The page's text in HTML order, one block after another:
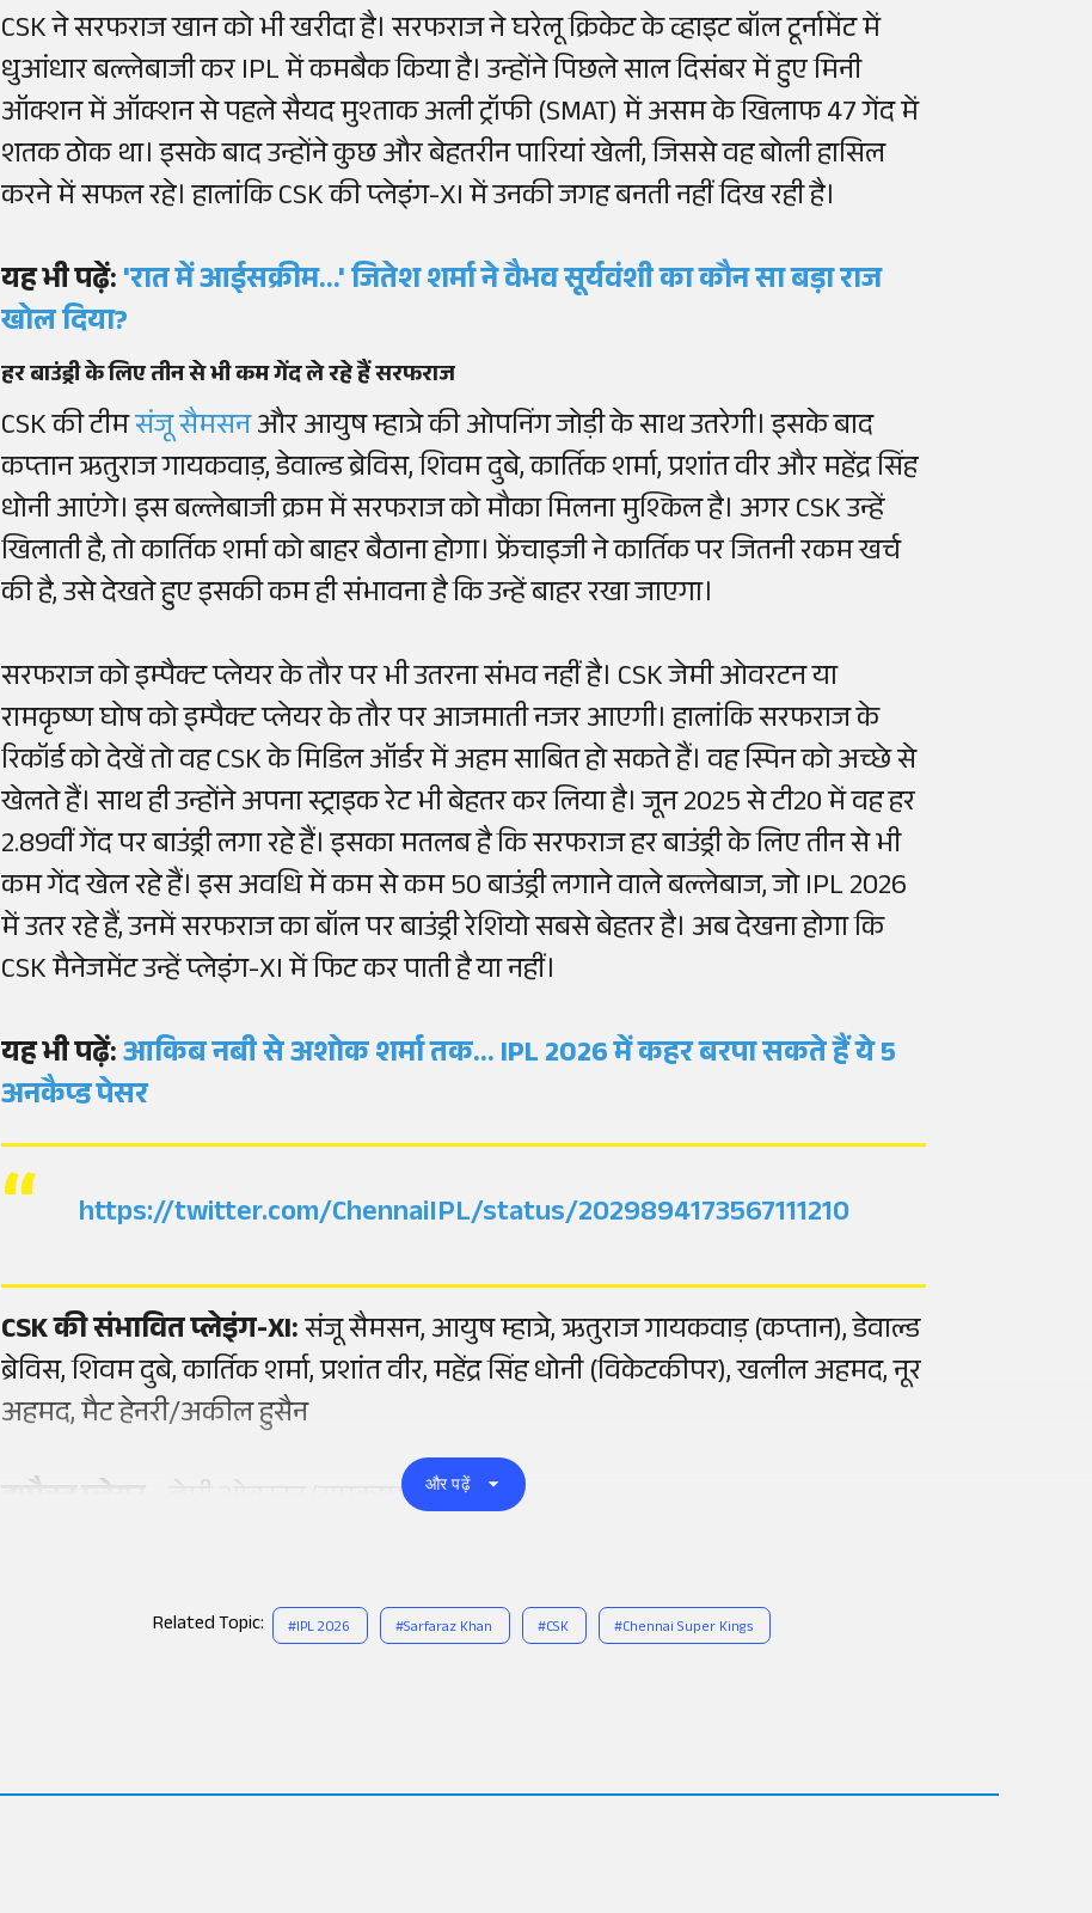
CSK ने सरफराज खान को भी खरीदा है। सरफराज ने घरेलू क्रिकेट के व्हाइट बॉल टूर्नामेंट में
धुआंधार बल्लेबाजी कर IPL में कमबैक किया है। उन्होंने पिछले साल दिसंबर में हुए मिनी
ऑक्शन में ऑक्शन से पहले सैयद मुश्ताक अली ट्रॉफी (SMAT) में असम के खिलाफ 47 गेंद में
शतक ठोक था। इसके बाद उन्होंने कुछ और बेहतरीन पारियां खेली, जिससे वह बोली हासिल
करने में सफल रहे। हालांकि CSK की प्लेइंग-XI में उनकी जगह बनती नहीं दिख रही है।
यह भी पढ़ें:'रात में आईसक्रीम...' जितेश शर्मा ने वैभव सूर्यवंशी का कौन सा बड़ा राज
खोल दिया?
हर बाउंड्री के लिए तीन से भी कम गेंद ले रहे हैं सरफराज
CSK की टीमसंजू सैमसनऔर आयुष म्हात्रे की ओपनिंग जोड़ी के साथ उतरेगी। इसके बाद
कप्तान ऋतुराज गायकवाड़, डेवाल्ड ब्रेविस, शिवम दुबे, कार्तिक शर्मा, प्रशांत वीर और महेंद्र सिंह
धोनी आएंगे। इस बल्लेबाजी क्रम में सरफराज को मौका मिलना मुश्किल है। अगर CSK उन्हें
खिलाती है, तो कार्तिक शर्मा को बाहर बैठाना होगा। फ्रेंचाइजी ने कार्तिक पर जितनी रकम खर्च
की है, उसे देखते हुए इसकी कम ही संभावना है कि उन्हें बाहर रखा जाएगा।
सरफराज को इम्पैक्ट प्लेयर के तौर पर भी उतरना संभव नहीं है। CSK जेमी ओवरटन या
रामकृष्ण घोष को इम्पैक्ट प्लेयर के तौर पर आजमाती नजर आएगी। हालांकि सरफराज के
रिकॉर्ड को देखें तो वह CSK के मिडिल ऑर्डर में अहम साबित हो सकते हैं। वह स्पिन को अच्छे से
खेलते हैं। साथ ही उन्होंने अपना स्ट्राइक रेट भी बेहतर कर लिया है। जून 2025 से टी20 में वह हर
2.89वीं गेंद पर बाउंड्री लगा रहे हैं। इसका मतलब है कि सरफराज हर बाउंड्री के लिए तीन से भी
कम गेंद खेल रहे हैं। इस अवधि में कम से कम 50 बाउंड्री लगाने वाले बल्लेबाज, जो IPL 2026
में उतर रहे हैं, उनमें सरफराज का बॉल पर बाउंड्री रेशियो सबसे बेहतर है। अब देखना होगा कि
CSK मैनेजमेंट उन्हें प्लेइंग-XI में फिट कर पाती है या नहीं।
यह भी पढ़ें:आकिब नबी से अशोक शर्मा तक... IPL 2026 में कहर बरपा सकते हैं ये 5
अनकैप्ड पेसर
https://twitter.com/ChennaiIPL/status/2029894173567111210
CSK की संभावित प्लेइंग-XI:संजू सैमसन, आयुष म्हात्रे, ऋतुराज गायकवाड़ (कप्तान), डेवाल्ड
ब्रेविस, शिवम दुबे, कार्तिक शर्मा, प्रशांत वीर, महेंद्र सिंह धोनी (विकेटकीपर), खलील अहमद, नूर
अहमद, मैट हेनरी/अकील हुसैन
जेमी ओवरटन/रामकृष्ण घोष
और पढ़ें
Related Topic: #IPL 2026 #Sarfaraz Khan #CSK #Chennai Super Kings